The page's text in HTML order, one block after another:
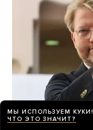
МЫ ИСПОЛЬЗУЕМ КУКИ!
ЧТО ЭТО ЗНАЧИТ?